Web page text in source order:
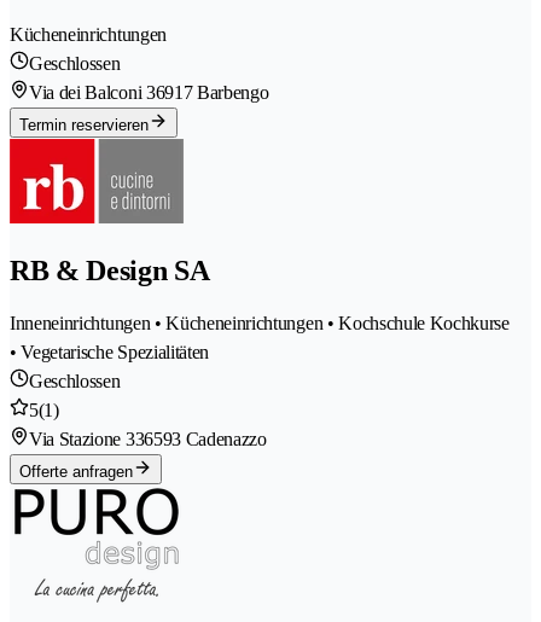
Kücheneinrichtungen
Geschlossen
Via dei Balconi 36917 Barbengo
Termin reservieren
RB & Design SA
Inneneinrichtungen • Kücheneinrichtungen • Kochschule Kochkurse
• Vegetarische Spezialitäten
Geschlossen
5(1)
Via Stazione 336593 Cadenazzo
Offerte anfragen